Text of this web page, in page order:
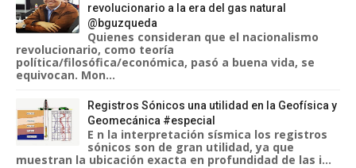
revolucionario a la era del gas natural
@bguzqueda
Quienes consideran que el nacionalismo
revolucionario, como teoría
política/filosófica/económica, pasó a buena vida, se
equivocan. Mon...
Registros Sónicos una utilidad en la Geofísica y
Geomecánica #especial
E n la interpretación sísmica los registros
sónicos son de gran utilidad, ya que
muestran la ubicación exacta en profundidad de las i...